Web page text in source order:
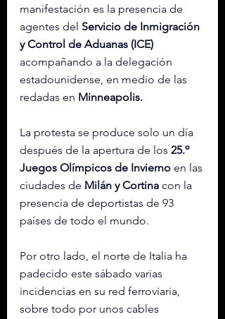
manifestación es la presencia de
agentes del Servicio de Inmigración
y Control de Aduanas (ICE)
acompañando a la delegación
estadounidense, en medio de las
redadas en Minneapolis.
La protesta se produce solo un día
después de la apertura de los 25.º
Juegos Olímpicos de Invierno en las
ciudades de Milán y Cortina con la
presencia de deportistas de 93
países de todo el mundo.
Por otro lado, el norte de Italia ha
padecido este sábado varias
incidencias en su red ferroviaria,
sobre todo por unos cables